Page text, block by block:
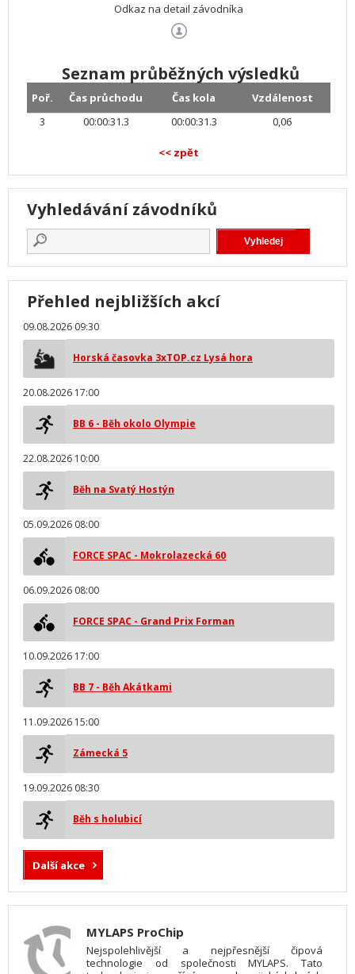
Odkaz na detail závodníka
Seznam průběžných výsledků
Poř. Čas průchodu Čas kola
Vzdálenost
3
00:00:31.3 00:00:31.3 0,06
<< zpět
Vyhledávání závodníků
Přehled nejbližších akcí
09.08.2026 09:30
Horská časovka 3xTOP.cz Lysá hora
20.08.2026 17:00
BB 6 - Běh okolo Olympie
22.08.2026 10:00
Běh na Svatý Hostýn
05.09.2026 08:00
FORCE SPAC - Mokrolazecká 60
06.09.2026 08:00
FORCE SPAC - Grand Prix Forman
10.09.2026 17:00
BB 7 - Běh Akátkami
11.09.2026 15:00
Zámecká 5
19.09.2026 08:30
Běh s holubicí
Další akce
MYLAPS ProChip
Nejspolehlivější a nejpřesnější čipová
technologie od společnosti MYLAPS. Tato